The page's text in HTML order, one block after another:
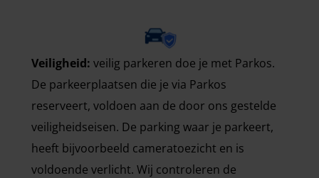
Veiligheid: veilig parkeren doe je met Parkos.
De parkeerplaatsen die je via Parkos
reserveert, voldoen aan de door ons gestelde
veiligheidseisen. De parking waar je parkeert,
heeft bijvoorbeeld cameratoezicht en is
voldoende verlicht. Wij controleren de